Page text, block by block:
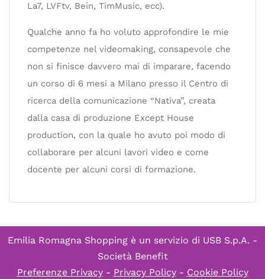
La7, LVFtv, Bein, TimMusic, ecc).
Qualche anno fa ho voluto approfondire le mie
competenze nel videomaking, consapevole che
non si finisce davvero mai di imparare, facendo
un corso di 6 mesi a Milano presso il Centro di
ricerca della comunicazione “Nativa”, creata
dalla casa di produzione Except House
production, con la quale ho avuto poi modo di
collaborare per alcuni lavori video e come
docente per alcuni corsi di formazione.
Emilia Romagna Shopping è un servizio di USB S.p.A. -
Società Benefit
Preferenze Privacy- Privacy Policy- Cookie Policy